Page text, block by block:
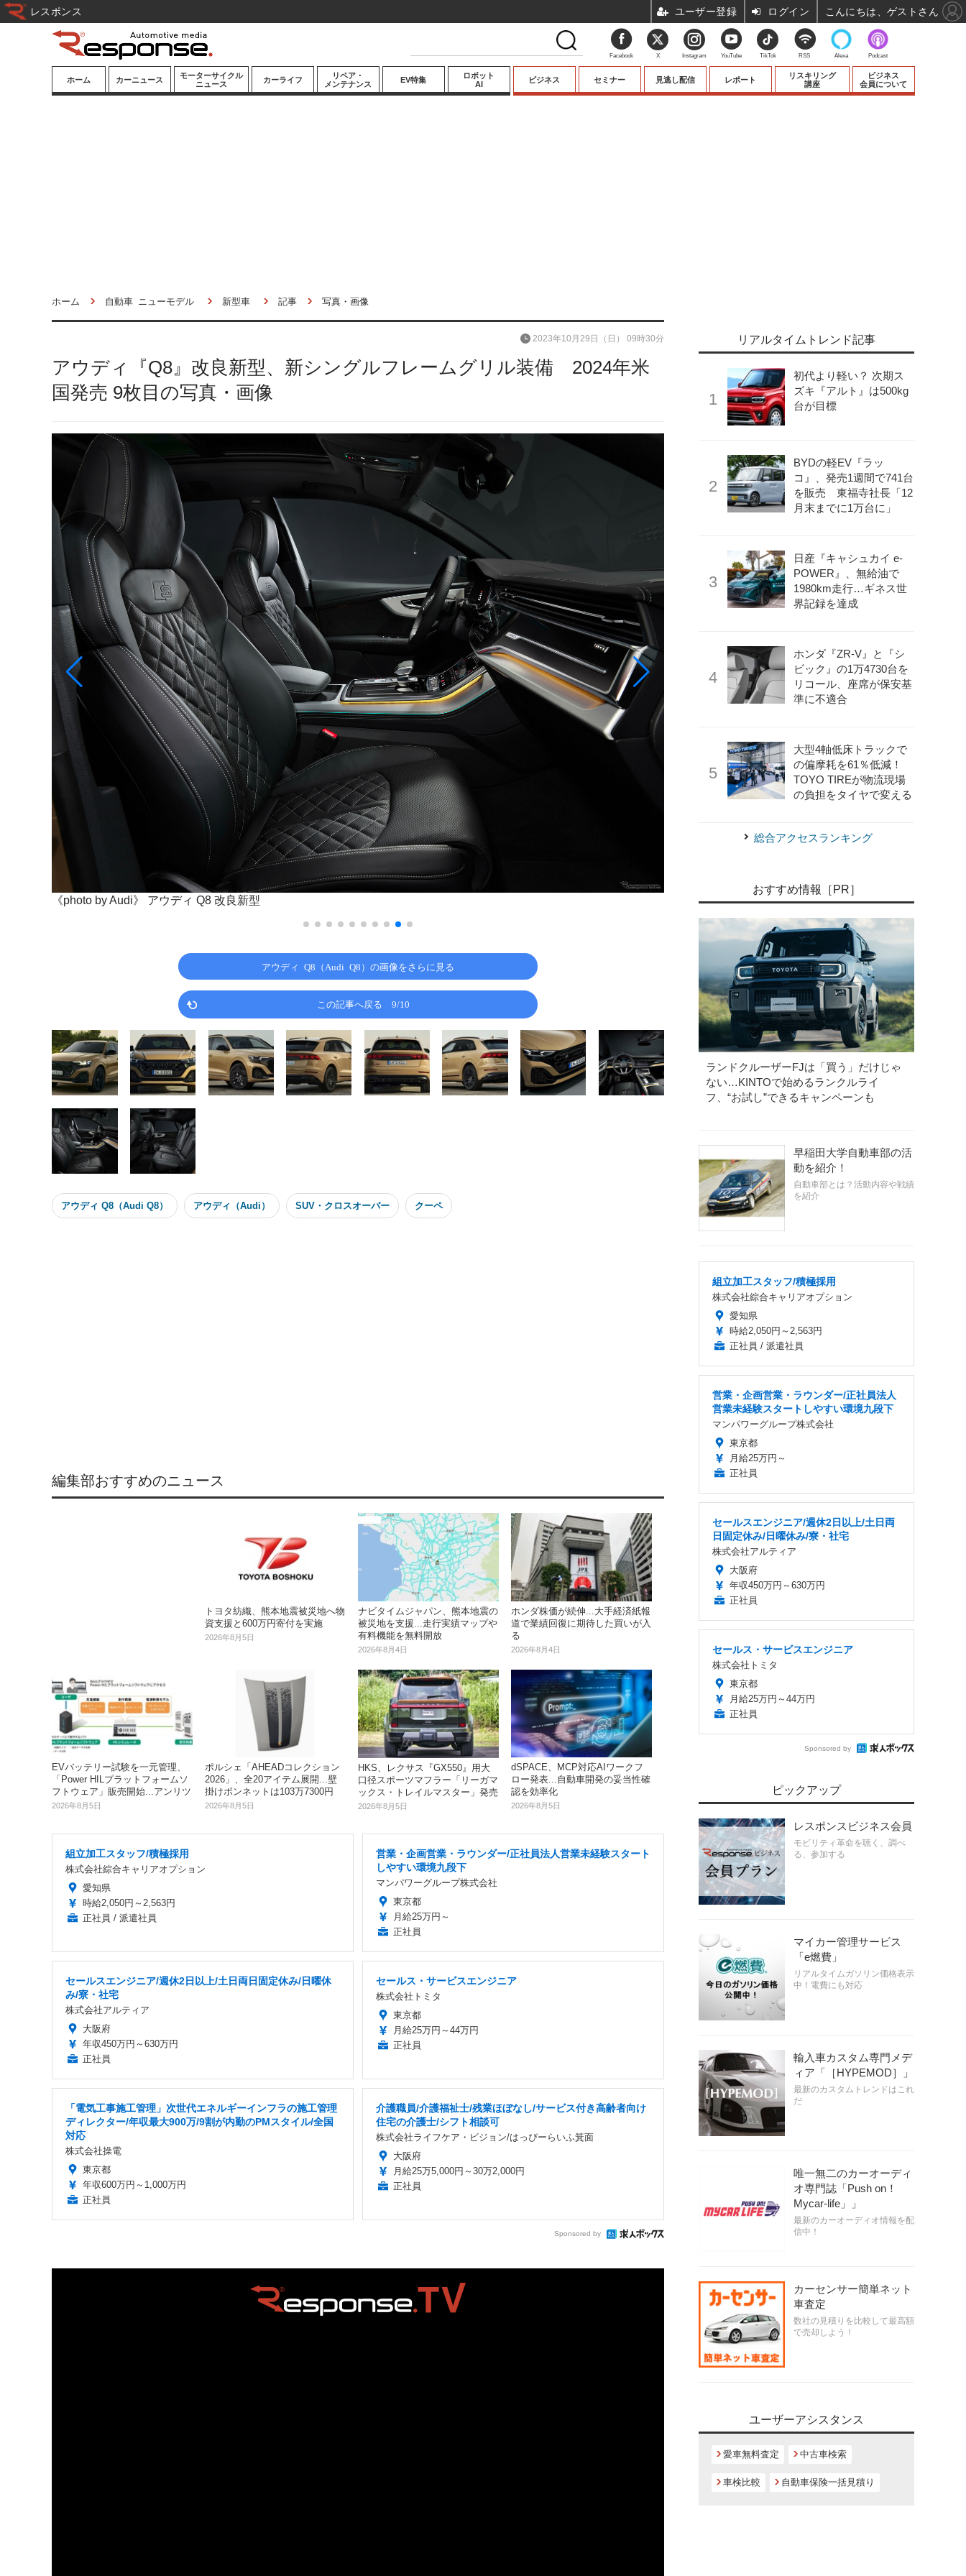
ホーム カーニュース
モーターサイクル
ニュース
カーライフ
リペア・
メンテナンス
EV特集
ロボット
AI
ビジネス セミナー 見逃し配信 レポート
リスキリング
講座
ビジネス
会員について
ホーム 自動車 ニューモデル 新型車 記事 写真・画像
アウディ『Q8』改良新型、新シングルフレームグリル装備 2024年米
国発売 9枚目の写真・画像
2023年10月29日（日） 09時30分
《photo by Audi》 アウディ Q8 改良新型 《photo by Audi》 アウディ Q8 改良新型
アウディ Q8（Audi Q8）の画像をさらに見る
この記事へ戻る 9/10
アウディ Q8（Audi Q8） アウディ（Audi） SUV・クロスオーバー クーペ
編集部おすすめのニュース
トヨタ紡織、熊本地震被災地へ物
資支援と600万円寄付を実施
2026年8月5日
ナビタイムジャパン、熊本地震の
被災地を支援...走行実績マップや
有料機能を無料開放
2026年8月4日
ホンダ株価が続伸...大手経済紙報
道で業績回復に期待した買いが入
る
2026年8月4日
EVバッテリー試験を一元管理、
「Power HILプラットフォームソ
フトウェア」販売開始...アンリツ
2026年8月5日
ポルシェ「AHEADコレクション
2026」、全20アイテム展開...壁
掛けボンネットは103万7300円
2026年8月5日
HKS、レクサス『GX550』用大
口径スポーツマフラー「リーガマ
ックス・トレイルマスター」発売
2026年8月5日
dSPACE、MCP対応AIワークフ
ロー発表...自動車開発の妥当性確
認を効率化
2026年8月5日
組立加工スタッフ/積極採用
株式会社綜合キャリアオプション
愛知県
時給2,050円～2,563円
正社員 / 派遣社員
営業・企画営業・ラウンダー/正社員法人営業未経験スタート
しやすい環境九段下
マンパワーグループ株式会社
東京都
月給25万円～
正社員
セールスエンジニア/週休2日以上/土日両日固定休み/日曜休
み/寮・社宅
株式会社アルティア
大阪府
年収450万円～630万円
正社員
セールス・サービスエンジニア
株式会社トミタ
東京都
月給25万円～44万円
正社員
「電気工事施工管理」次世代エネルギーインフラの施工管理
ディレクター/年収最大900万/9割が内勤のPMスタイル/全国
対応
株式会社操電
東京都
年収600万円～1,000万円
正社員
介護職員/介護福祉士/残業ほぼなし/サービス付き高齢者向け
住宅の介護士/シフト相談可
株式会社ライフケア・ビジョン/はっぴーらいふ箕面
大阪府
月給25万5,000円～30万2,000円
正社員
Sponsored by
リアルタイムトレンド記事
初代より軽い？ 次期ス
ズキ『アルト』は500kg
台が目標
BYDの軽EV『ラッ
コ』、発売1週間で741台
を販売 東福寺社長「12
月末までに1万台に」
日産『キャシュカイ e-
POWER』、無給油で
1980km走行…ギネス世
界記録を達成
ホンダ『ZR-V』と『シ
ビック』の1万4730台を
リコール、座席が保安基
準に不適合
大型4軸低床トラックで
の偏摩耗を61％低減！
TOYO TIREが物流現場
の負担をタイヤで変える
総合アクセスランキング
おすすめ情報［PR］
ランドクルーザーFJは「買う」だけじゃ
ない…KINTOで始めるランクルライ
フ、“お試し”できるキャンペーンも
早稲田大学自動車部の活
動を紹介！
自動車部とは？活動内容や戦績
を紹介
組立加工スタッフ/積極採用
株式会社綜合キャリアオプション
愛知県
時給2,050円～2,563円
正社員 / 派遣社員
営業・企画営業・ラウンダー/正社員法人
営業未経験スタートしやすい環境九段下
マンパワーグループ株式会社
東京都
月給25万円～
正社員
セールスエンジニア/週休2日以上/土日両
日固定休み/日曜休み/寮・社宅
株式会社アルティア
大阪府
年収450万円～630万円
正社員
セールス・サービスエンジニア
株式会社トミタ
東京都
月給25万円～44万円
正社員
Sponsored by
ピックアップ
レスポンスビジネス会員
モビリティ革命を聴く、調べ
る、参加する
マイカー管理サービス
「e燃費」
リアルタイムガソリン価格表示
中！電費にも対応
輸入車カスタム専門メデ
ィア「［HYPEMOD］」
最新のカスタムトレンドはこれ
だ
唯一無二のカーオーディ
オ専門誌「Push on！
Mycar-life」」
最新のカーオーディオ情報を配
信中！
カーセンサー簡単ネット
車査定
数社の見積りを比較して最高額
で売却しよう！
ユーザーアシスタンス
愛車無料査定 中古車検索
車検比較 自動車保険一括見積り
Facebook X Instagram YouTube TikTok RSS Alexa Podcast
レスポンス ユーザー登録 ログイン こんにちは、ゲストさん